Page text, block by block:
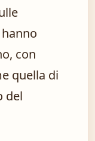
con
quella di
del